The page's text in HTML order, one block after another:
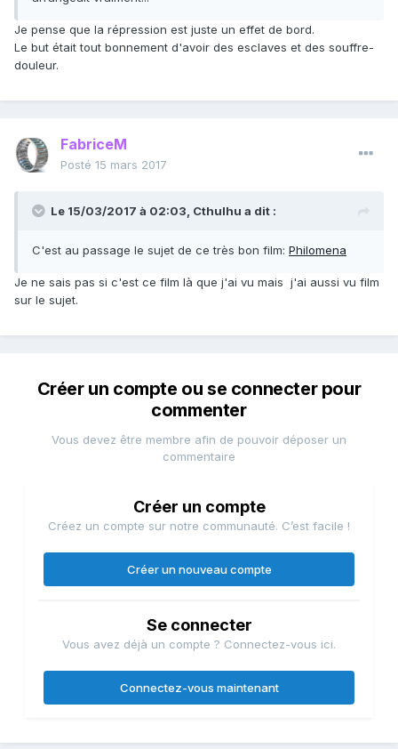
Je pense que la répression est juste un effet de bord.
Le but était tout bonnement d'avoir des esclaves et des souffre-
douleur.
FabriceM
Posté 15 mars 2017
Le 15/03/2017 à 02:03, Cthulhu a dit :
C'est au passage le sujet de ce très bon film: Philomena
Je ne sais pas si c'est ce film là que j'ai vu mais j'ai aussi vu film
sur le sujet.
Créer un compte ou se connecter pour
commenter
Vous devez être membre afin de pouvoir déposer un
commentaire
Créer un compte
Créez un compte sur notre communauté. C’est facile !
Créer un nouveau compte
Se connecter
Vous avez déjà un compte ? Connectez-vous ici.
Connectez-vous maintenant